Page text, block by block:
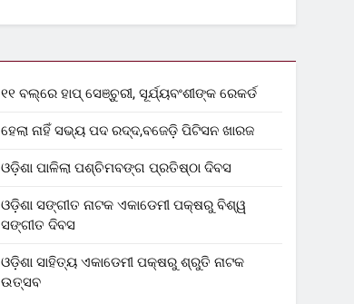
୧୧ ବଲ୍‌ରେ ହାପ୍ ସେଞ୍ଚୁରୀ, ସୂର୍ଯ୍ୟବଂଶୀଙ୍କ ରେକର୍ଡ
ହେଲା ନାହିଁ ସଭ୍ୟ ପଦ ରଦ୍ଦ,ବଜେଡ଼ି ପିଟିସନ ଖାରଜ
ଓଡ଼ିଶା ପାଳିଲା ପଶ୍ଚିମବଙ୍ଗ ପ୍ରତିଷ୍ଠା ଦିବସ
ଓଡ଼ିଶା ସଙ୍ଗୀତ ନାଟକ ଏକାଡେମୀ ପକ୍ଷରୁ ବିଶ୍ୱ
ସଙ୍ଗୀତ ଦିବସ
ଓଡ଼ିଶା ସାହିତ୍ୟ ଏକାଡେମୀ ପକ୍ଷରୁ ଶ୍ରୁତି ନାଟକ
ଉତ୍ସବ